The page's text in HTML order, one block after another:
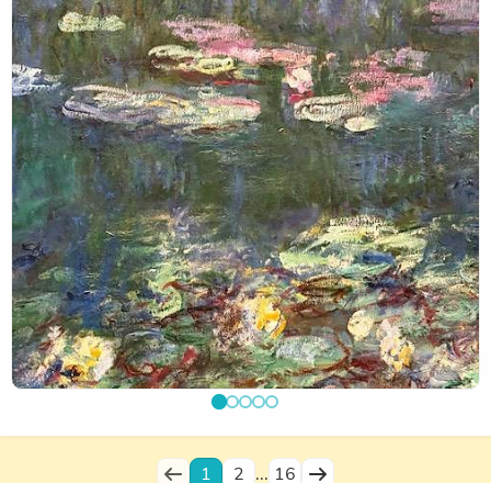
Les moyennes sections partent ensuite à leur tour. Après
la visite, ils prolongent cette expérience par un pique-
nique dans le jardin des Tuileries.
Puis ce sera au tour des grandes sections de découvrir le
musée.
Notre organisation en classes à triple niveau en maternelle
permet aux enseignantes de se répartir entre celles qui
accompagnent les sorties et celle qui reste à l’école avec
les autres élèves et les ASEM. Les enfants bénéficient
ainsi d’un encadrement pédagogique que ce soit en sortie
ou en classe. Cette organisation demande aussi de la
coordination, de l’adaptation et de l’anticipation. Merci donc
aux enseignantes de permettre cela.
Enfin, pour clore ces visites, tous les élèves participeront
aussi à des ateliers, à l’école, avec le Musée de Poche.
L’occasion de revenir sur les œuvres découvertes et de
faire des liens.
Ces temps permettent aux enfants de découvrir l’art
1 2 ... 16